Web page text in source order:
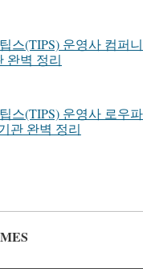
스(TIPS) 운영사 컴퍼
완벽 정리
스(TIPS) 운영사 로우
관 완벽 정리